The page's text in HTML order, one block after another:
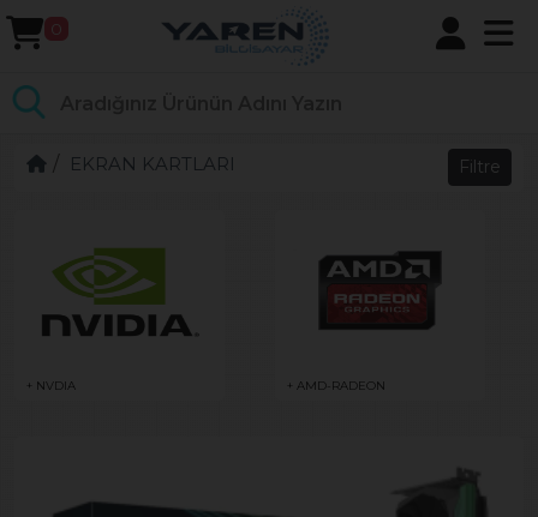
0
EKRAN KARTLARI Filtre
+ AMD-RADEON + NVDIA